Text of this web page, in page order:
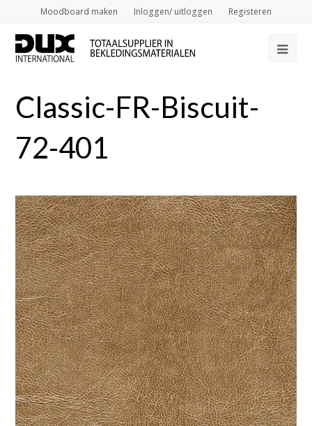
Moodboard maken Inloggen/ uitloggen Registeren
Classic-FR-Biscuit-
72-401